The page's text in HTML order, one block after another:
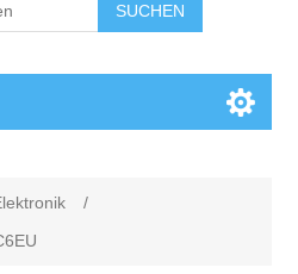
SUCHEN
/